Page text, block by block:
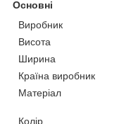
Основні
Виробник
Висота
Ширина
Країна виробник
Матеріал
Колір